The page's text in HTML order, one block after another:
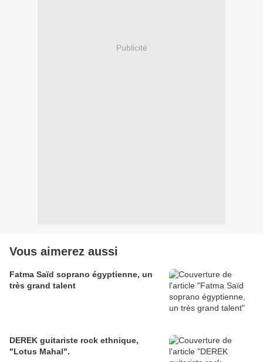
Publicité
Vous aimerez aussi
Fatma Saïd soprano égyptienne, un
très grand talent
DEREK guitariste rock ethnique,
"Lotus Mahal".